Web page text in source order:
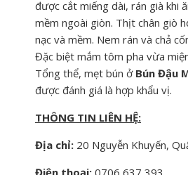
được cắt miếng dài, rán già khi
mềm ngoài giòn. Thịt chân giò
nạc và mềm. Nem rán và chả
Đặc biệt mắm tôm pha vừa
Tổng thể, mẹt bún ở Bún Đậu
được đánh giá là hợp khẩu vị.
THÔNG TIN LIÊN HỆ:
Địa chỉ: 20 Nguyễn Khuyến,
Điện thoại: 0706 637 393